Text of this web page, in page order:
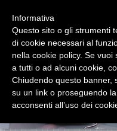
LAVORO IN
Dedicato a
10/04/1921 -
Informativa
Questo sito o gli strumenti
di cookie necessari al
nella cookie policy. Se
a tutti o ad alcuni cookie,
Chiudendo questo banner,
su un link o proseguendo
acconsenti all’uso dei